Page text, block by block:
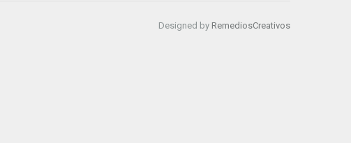
Designed by RemediosCreativos